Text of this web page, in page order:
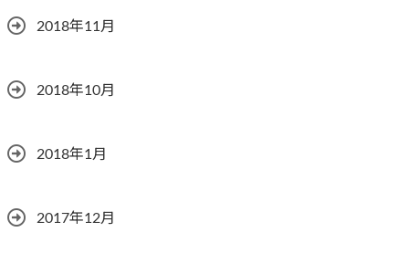
2018年11月
2018年10月
2018年1月
2017年12月